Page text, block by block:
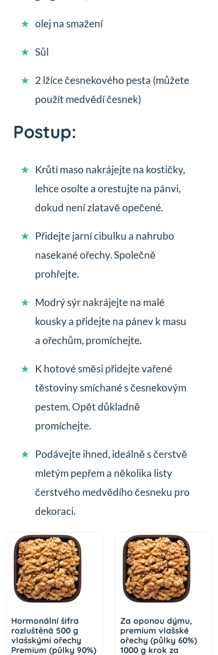
olej na smažení
Sůl
2 lžíce česnekového pesta (můžete
použít medvědí česnek)
Postup:
Krůtí maso nakrájejte na kostičky,
lehce osolte a orestujte na pánvi,
dokud není zlatavě opečené.
Přidejte jarní cibulku a nahrubo
nasekané ořechy. Společně
prohřejte.
Modrý sýr nakrájejte na malé
kousky a přidejte na pánev k masu
a ořechům, promíchejte.
K hotové směsi přidejte vařené
těstoviny smíchané s česnekovým
pestem. Opět důkladně
promíchejte.
Podávejte ihned, ideálně s čerstvě
mletým pepřem a několika listy
čerstvého medvědího česneku pro
dekoraci.
Hormonální šifra
rozluštěná 500 g
vlašskými ořechy
Premium (půlky 90%)
Za oponou dýmu,
premium vlašské
ořechy (půlky 60%)
1000 g krok za